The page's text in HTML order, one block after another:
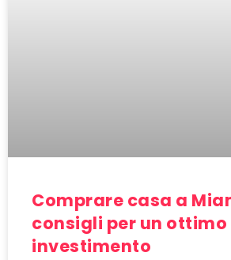
Comprare casa a
consigli per un ottimo
investimento